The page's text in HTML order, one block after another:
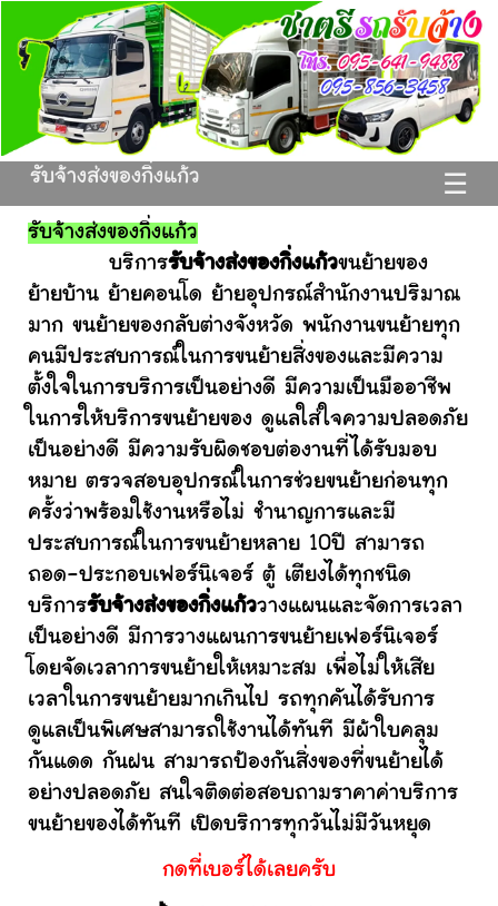
☰
รับจ้างส่งของกิ่งแก้ว
รับจ้างส่งของกิ่งแก้ว
บริการรับจ้างส่งของกิ่งแก้วขนย้ายของ
ย้ายบ้าน ย้ายคอนโด ย้ายอุปกรณ์สำนักงานปริมาณ
มาก ขนย้ายของกลับต่างจังหวัด พนักงานขนย้ายทุก
คนมีประสบการณ์ในการขนย้ายสิ่งของและมีความ
ตั้งใจในการบริการเป็นอย่างดี มีความเป็นมืออาชีพ
ในการให้บริการขนย้ายของ ดูแลใส่ใจความปลอดภัย
เป็นอย่างดี มีความรับผิดชอบต่องานที่ได้รับมอบ
หมาย ตรวจสอบอุปกรณ์ในการช่วยขนย้ายก่อนทุก
ครั้งว่าพร้อมใช้งานหรือไม่ ชำนาญการและมี
ประสบการณ์ในการขนย้ายหลาย 10ปี สามารถ
ถอด-ประกอบเฟอร์นิเจอร์ ตู้ เตียงได้ทุกชนิด
บริการรับจ้างส่งของกิ่งแก้ววางแผนและจัดการเวลา
เป็นอย่างดี มีการวางแผนการขนย้ายเฟอร์นิเจอร์
โดยจัดเวลาการขนย้ายให้เหมาะสม เพื่อไม่ให้เสีย
เวลาในการขนย้ายมากเกินไป รถทุกคันได้รับการ
ดูแลเป็นพิเศษสามารถใช้งานได้ทันที มีผ้าใบคลุม
กันแดด กันฝน สามารถป้องกันสิ่งของที่ขนย้ายได้
อย่างปลอดภัย สนใจติดต่อสอบถามราคาค่าบริการ
ขนย้ายของได้ทันที เปิดบริการทุกวันไม่มีวันหยุด
กดที่เบอร์ได้เลยครับ